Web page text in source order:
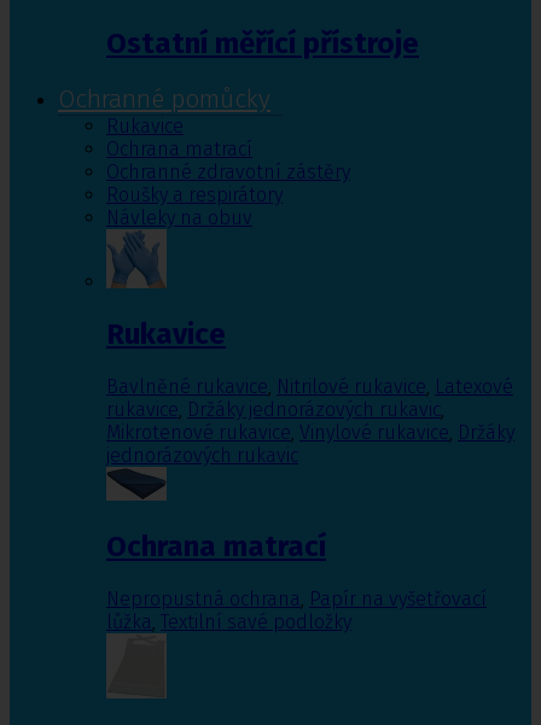
Ostatní měřící přístroje
Ochranné pomůcky
Rukavice
Ochrana matrací
Ochranné zdravotní zástěry
Roušky a respirátory
Návleky na obuv
Rukavice
Bavlněné rukavice, Nitrilové rukavice, Latexové
rukavice, Držáky jednorázových rukavic,
Mikrotenové rukavice, Vinylové rukavice, Držáky
jednorázových rukavic
Ochrana matrací
Nepropustná ochrana, Papír na vyšetřovací
lůžka, Textilní savé podložky